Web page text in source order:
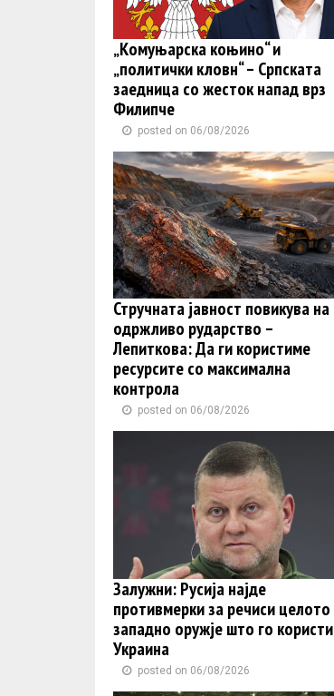
„Комуњарска коњино“ и
„политички кловн“ – Српската
заедница со жесток напад врз
Филипче
posted on 06/08/2026
Стручната јавност повикува на
одржливо рударство –
Лепиткова: Да ги користиме
ресурсите со максимална
контрола
posted on 06/08/2026
Залужни: Русија најде
противмерки за речиси целото
западно оружје што го користи
Украина
posted on 06/08/2026